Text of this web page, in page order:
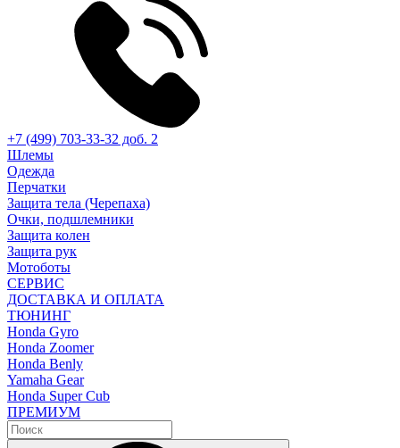
+7 (499) 703-33-32 доб. 2
Шлемы
Одежда
Перчатки
Защита тела (Черепаха)
Очки, подшлемники
Защита колен
Защита рук
Мотоботы
СЕРВИС
ДОСТАВКА И ОПЛАТА
ТЮНИНГ
Honda Gyro
Honda Zoomer
Honda Benly
Yamaha Gear
Honda Super Cub
ПРЕМИУМ